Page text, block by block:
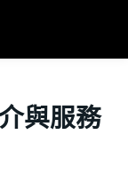
與服務